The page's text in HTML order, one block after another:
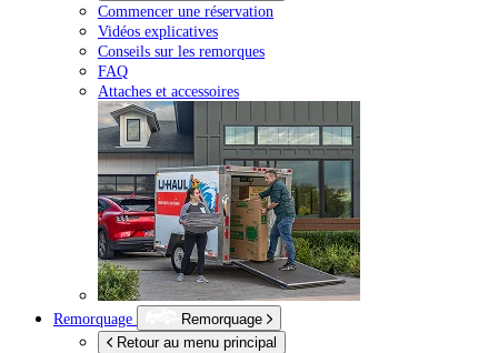
Commencer une réservation
Vidéos explicatives
Conseils sur les remorques
FAQ
Attaches et accessoires
Remorquage
Remorquage
Retour au menu principal